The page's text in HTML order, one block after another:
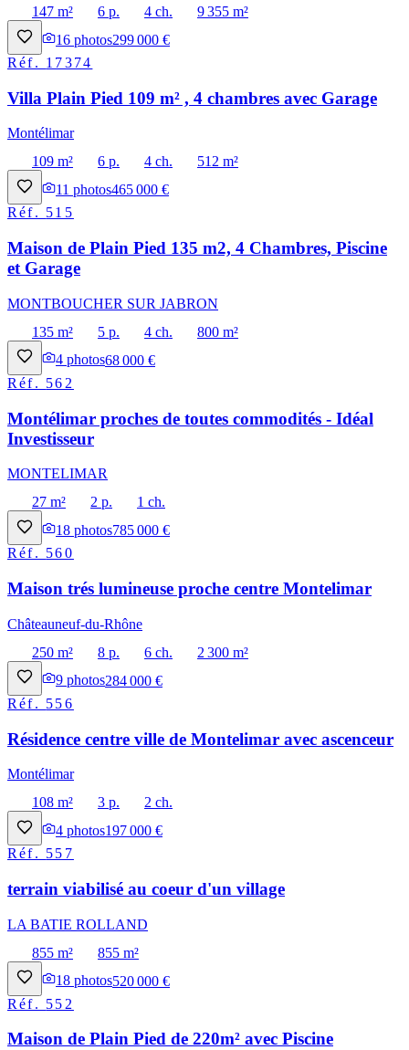
147 m²
6 p. 4 ch.
9 355 m²
16 photos299 000 €
Réf. 17374
Villa Plain Pied 109 m² , 4 chambres avec Garage
Montélimar
109 m²
6 p. 4 ch.
512 m²
11 photos465 000 €
Réf. 515
Maison de Plain Pied 135 m2, 4 Chambres, Piscine
et Garage
MONTBOUCHER SUR JABRON
135 m²
5 p. 4 ch.
800 m²
4 photos68 000 €
Réf. 562
Montélimar proches de toutes commodités - Idéal
Investisseur
MONTELIMAR
27 m²
2 p.
1 ch.
18 photos785 000 €
Réf. 560
Maison trés lumineuse proche centre Montelimar
Châteauneuf-du-Rhône
250 m²
8 p. 6 ch.
2 300 m²
9 photos284 000 €
Réf. 556
Résidence centre ville de Montelimar avec ascenceur
Montélimar
108 m²
3 p.
2 ch.
4 photos197 000 €
Réf. 557
terrain viabilisé au coeur d'un village
LA BATIE ROLLAND
855 m²
855 m²
18 photos520 000 €
Réf. 552
Maison de Plain Pied de 220m² avec Piscine